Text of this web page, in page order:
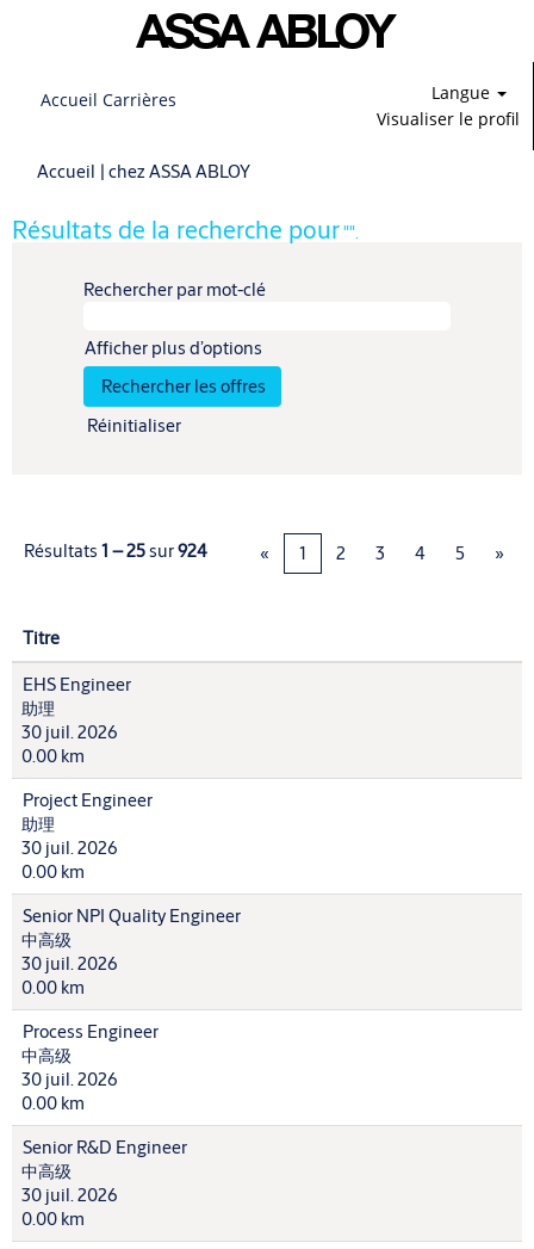
Accueil Carrières
Langue
Visualiser le profil
Accueil | chez ASSA ABLOY(page
Résultats de la recherche pour"".
Rechercher par mot-clé
Afficher plus d’options
Réinitialiser
Résultats 1 – 25sur924 « 1 2 3 4 5 »
Titre
EHS Engineer
助理
30 juil. 2026
0.00 km
Project Engineer
助理
30 juil. 2026
0.00 km
Senior NPI Quality Engineer
中高级
30 juil. 2026
0.00 km
Process Engineer
中高级
30 juil. 2026
0.00 km
Senior R&D Engineer
中高级
30 juil. 2026
0.00 km